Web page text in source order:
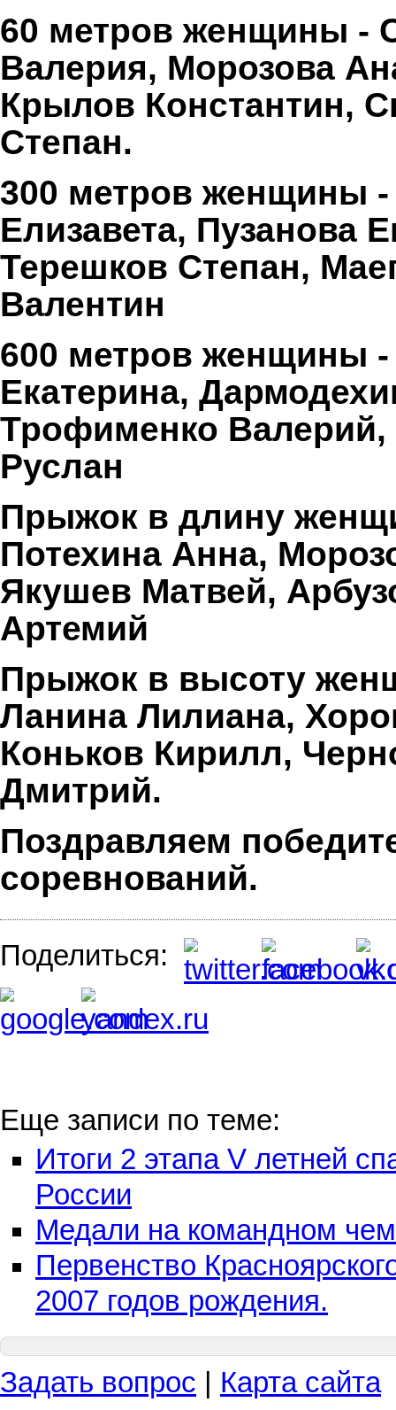
60 метров женщины -
Валерия, Морозова
Крылов Константин,
Степан.
300 метров женщины
Елизавета, Пузанова
Терешков Степан,
Валентин
600 метров женщины -
Екатерина,
Трофименко
Руслан
Прыжок в длину
Потехина Анна,
Якушев Матвей,
Артемий
Прыжок в высоту
Ланина Лилиана,
Коньков Кирилл,
Дмитрий.
Поздравляем
соревнований.
Поделиться:
Еще записи по теме:
Итоги 2 этапа V летней
России
Медали на командном
Первенство
2007 годов рождения.
Задать вопрос Карта сайта